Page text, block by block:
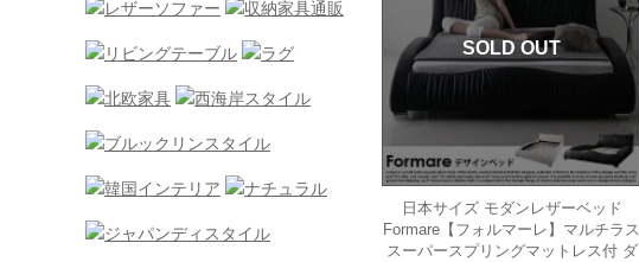
SOLD OUT
日本サイズ モダンレザーベッド
Formare【フォルマーレ】マルチラス
スーパースプリングマットレス付 ダ